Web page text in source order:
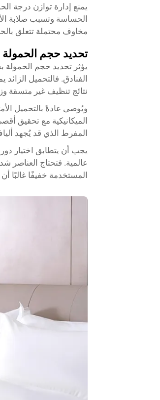
الحساسة وتسبب صلابة
مخاوف محتملة تتعلق
تحديد حجم
يؤثر تحديد حجم
الفنادق. فالتحميل
نتائج تنظيف غير متسقة
الميكانيكية مع تحقيق
المفرط الذي قد يُجهد
يجب أن يتطابق اختيار
عالمية. فتحتاج
المستخدمة خفيفًا غالبًا